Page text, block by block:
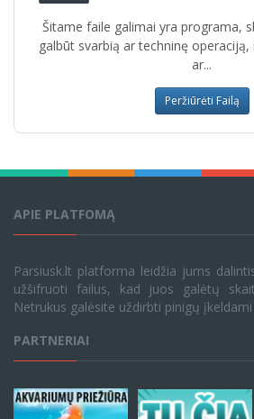
Šitame faile galimai yra programa,
galbūt svarbią ar techninę
ar...
Peržiūrėti Failą
APIE PLATFOMĄ
Parsiusk.lt platforma leidžia jums
užšifruoti failus, kad juos galėtų
Netrukus galėsite uždirbti pinigų
PARTNERIAI